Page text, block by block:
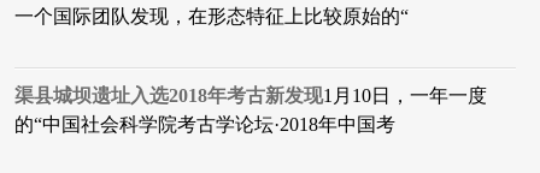
一个国际团队发现，在形态特征上比较原始的“
渠县城坝遗址入选2018年考古新发现​1月10日，一年一度
的“中国社会科学院考古学论坛·2018年中国考